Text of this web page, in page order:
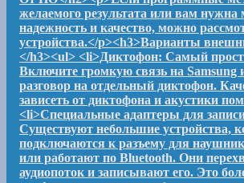
желаемого результата или вам нужна
надежность и качество, можно
устройства.</p><h3>Варианты
</h3><ul> <li>Диктофон: Самый
Включите громкую связь на Samsung
разговор на отдельный диктофон.
зависеть от диктофона и акустики
<li>Специальные адаптеры для
Существуют небольшие устройства,
подключаются к разъему для
или работают по Bluetooth. Они
аудиопоток и записывают его. Это